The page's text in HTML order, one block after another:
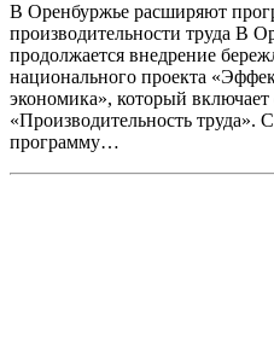
В Оренбуржье расширяют
производительности труда В
продолжается внедрение
национального проекта
экономика», который
«Производительность труда».
программу…